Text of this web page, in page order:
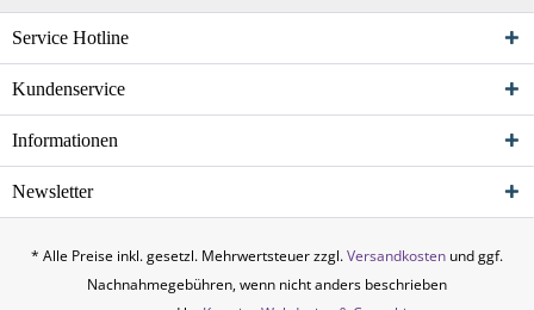
Service Hotline
Kundenservice
Informationen
Newsletter
* Alle Preise inkl. gesetzl. Mehrwertsteuer zzgl.Versandkosten und ggf.
Nachnahmegebühren, wenn nicht anders beschrieben